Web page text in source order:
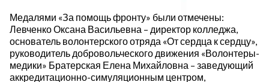
Медалями «За помощь фронту» были отмечены:
Левченко Оксана Васильевна – директор колледжа,
основатель волонтерского отряда «От сердца к сердцу»,
руководитель добровольческого движения «Волонтеры-
медики» Братерская Елена Михайловна – заведующий
аккредитационно-симуляционным центром,